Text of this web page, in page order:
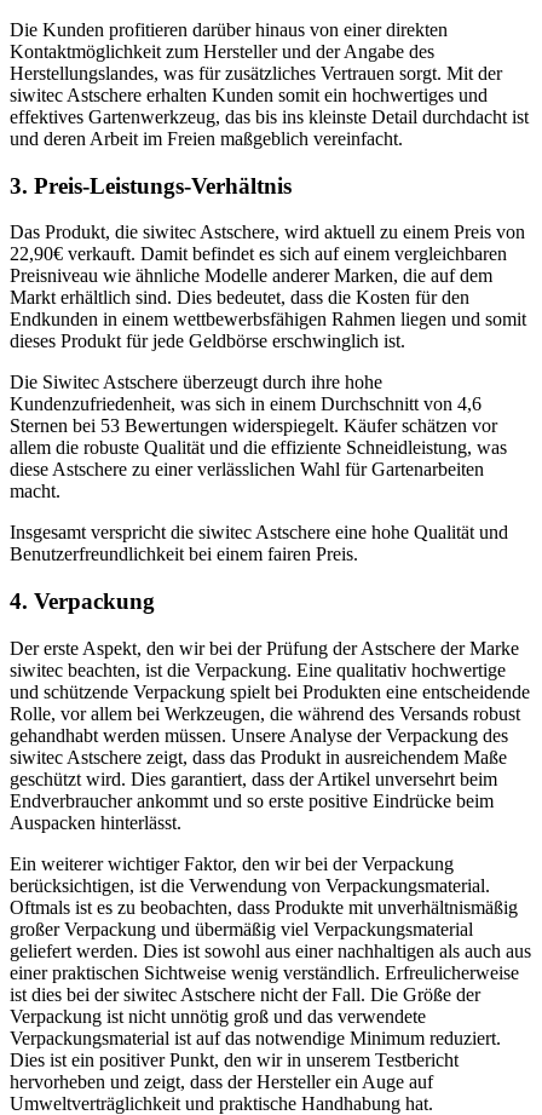
Die Kunden profitieren darüber hinaus von einer direkten
Kontaktmöglichkeit zum Hersteller und der Angabe des
Herstellungslandes, was für zusätzliches Vertrauen sorgt. Mit der
siwitec Astschere erhalten Kunden somit ein hochwertiges und
effektives Gartenwerkzeug, das bis ins kleinste Detail durchdacht ist
und deren Arbeit im Freien maßgeblich vereinfacht.
3. Preis-Leistungs-Verhältnis
Das Produkt, die siwitec Astschere, wird aktuell zu einem Preis von
22,90€ verkauft. Damit befindet es sich auf einem vergleichbaren
Preisniveau wie ähnliche Modelle anderer Marken, die auf dem
Markt erhältlich sind. Dies bedeutet, dass die Kosten für den
Endkunden in einem wettbewerbsfähigen Rahmen liegen und somit
dieses Produkt für jede Geldbörse erschwinglich ist.
Die Siwitec Astschere überzeugt durch ihre hohe
Kundenzufriedenheit, was sich in einem Durchschnitt von 4,6
Sternen bei 53 Bewertungen widerspiegelt. Käufer schätzen vor
allem die robuste Qualität und die effiziente Schneidleistung, was
diese Astschere zu einer verlässlichen Wahl für Gartenarbeiten
macht.
Insgesamt verspricht die siwitec Astschere eine hohe Qualität und
Benutzerfreundlichkeit bei einem fairen Preis.
4. Verpackung
Der erste Aspekt, den wir bei der Prüfung der Astschere der Marke
siwitec beachten, ist die Verpackung. Eine qualitativ hochwertige
und schützende Verpackung spielt bei Produkten eine entscheidende
Rolle, vor allem bei Werkzeugen, die während des Versands robust
gehandhabt werden müssen. Unsere Analyse der Verpackung des
siwitec Astschere zeigt, dass das Produkt in ausreichendem Maße
geschützt wird. Dies garantiert, dass der Artikel unversehrt beim
Endverbraucher ankommt und so erste positive Eindrücke beim
Auspacken hinterlässt.
Ein weiterer wichtiger Faktor, den wir bei der Verpackung
berücksichtigen, ist die Verwendung von Verpackungsmaterial.
Oftmals ist es zu beobachten, dass Produkte mit unverhältnismäßig
großer Verpackung und übermäßig viel Verpackungsmaterial
geliefert werden. Dies ist sowohl aus einer nachhaltigen als auch aus
einer praktischen Sichtweise wenig verständlich. Erfreulicherweise
ist dies bei der siwitec Astschere nicht der Fall. Die Größe der
Verpackung ist nicht unnötig groß und das verwendete
Verpackungsmaterial ist auf das notwendige Minimum reduziert.
Dies ist ein positiver Punkt, den wir in unserem Testbericht
hervorheben und zeigt, dass der Hersteller ein Auge auf
Umweltverträglichkeit und praktische Handhabung hat.